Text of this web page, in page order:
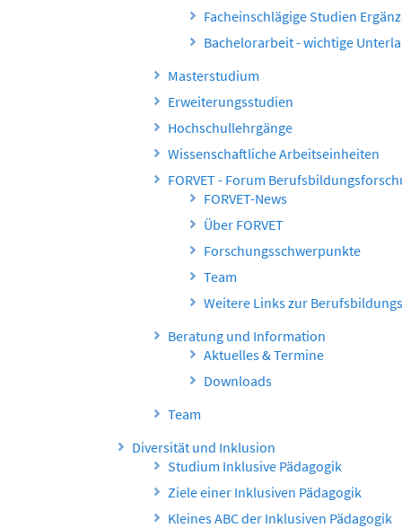
Facheinschlägige Studien
Bachelorarbeit - wichtige
Masterstudium
Erweiterungsstudien
Hochschullehrgänge
Wissenschaftliche Arbeitseinheiten
FORVET - Forum
FORVET-News
Über FORVET
Forschungsschwerpunkte
Team
Weitere Links zur
Beratung und Information
Aktuelles & Termine
Downloads
Team
Diversität und Inklusion
Studium Inklusive Pädagogik
Ziele einer Inklusiven Pädagogik
Kleines ABC der Inklusiven Pädagogik